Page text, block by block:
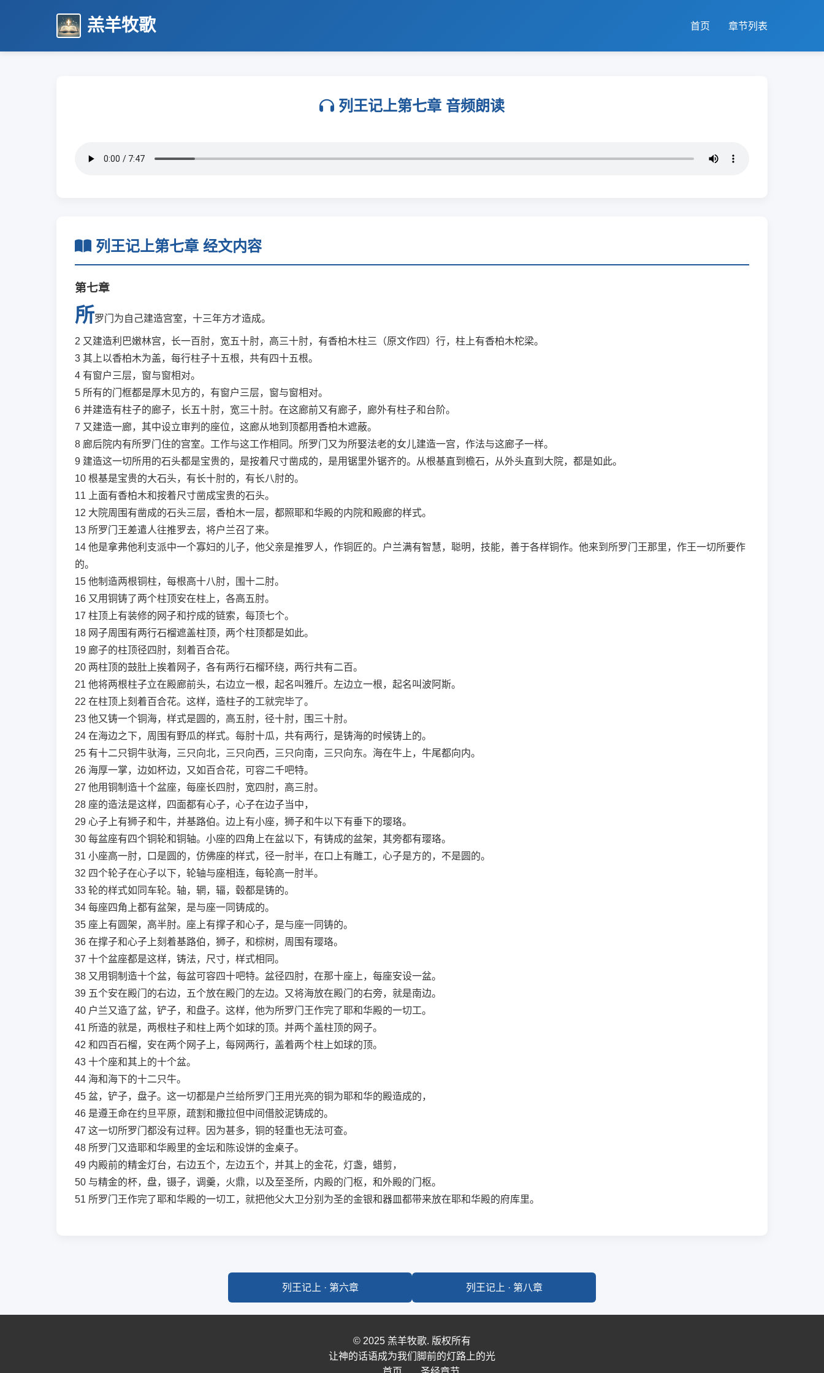
羔羊牧歌 首页 章节列表
列王记上第七章 音频朗读
列王记上第七章 经文内容
第七章
所罗门为自己建造宫室，十三年方才造成。
2 又建造利巴嫩林宫，长一百肘，宽五十肘，高三十肘，有香柏木柱三（原文作四）行，柱上有香柏木柁梁。
3 其上以香柏木为盖，每行柱子十五根，共有四十五根。
4 有窗户三层，窗与窗相对。
5 所有的门框都是厚木见方的，有窗户三层，窗与窗相对。
6 并建造有柱子的廊子，长五十肘，宽三十肘。在这廊前又有廊子，廊外有柱子和台阶。
7 又建造一廊，其中设立审判的座位，这廊从地到顶都用香柏木遮蔽。
8 廊后院内有所罗门住的宫室。工作与这工作相同。所罗门又为所娶法老的女儿建造一宫，作法与这廊子一样。
9 建造这一切所用的石头都是宝贵的，是按着尺寸凿成的，是用锯里外锯齐的。从根基直到檐石，从外头直到大院，都是如此。
10 根基是宝贵的大石头，有长十肘的，有长八肘的。
11
上面有香柏木和按着尺寸凿成宝贵的石头。
12 大院周围有凿成的石头三层，香柏木一层，都照耶和华殿的内院和殿廊的样式。
13 所罗门王差遣人往推罗去，将户兰召了来。
14 他是拿弗他利支派中一个寡妇的儿子，他父亲是推罗人，作铜匠的。户兰满有智慧，聪明，技能，善于各样铜作。他来到所罗门王那里，作王一切所要作
的。
15 他制造两根铜柱，每根高十八肘，围十二肘。
16 又用铜铸了两个柱顶安在柱上，各高五肘。
17 柱顶上有装修的网子和拧成的链索，每顶七个。
18 网子周围有两行石榴遮盖柱顶，两个柱顶都是如此。
19 廊子的柱顶径四肘，刻着百合花。
20 两柱顶的鼓肚上挨着网子，各有两行石榴环绕，两行共有二百。
21 他将两根柱子立在殿廊前头，右边立一根，起名叫雅斤。左边立一根，起名叫波阿斯。
22 在柱顶上刻着百合花。这样，造柱子的工就完毕了。
23 他又铸一个铜海，样式是圆的，高五肘，径十肘，围三十肘。
24 在海边之下，周围有野瓜的样式。每肘十瓜，共有两行，是铸海的时候铸上的。
25 有十二只铜牛驮海，三只向北，三只向西，三只向南，三只向东。海在牛上，牛尾都向内。
26 海厚一掌，边如杯边，又如百合花，可容二千吧特。
27 他用铜制造十个盆座，每座长四肘，宽四肘，高三肘。
28 座的造法是这样，四面都有心子，心子在边子当中，
29 心子上有狮子和牛，并基路伯。边上有小座，狮子和牛以下有垂下的璎珞。
30 每盆座有四个铜轮和铜轴。小座的四角上在盆以下，有铸成的盆架，其旁都有璎珞。
31 小座高一肘，口是圆的，仿佛座的样式，径一肘半，在口上有雕工，心子是方的，不是圆的。
32 四个轮子在心子以下，轮轴与座相连，每轮高一肘半。
33 轮的样式如同车轮。轴，辋，辐，毂都是铸的。
34 每座四角上都有盆架，是与座一同铸成的。
35 座上有圆架，高半肘。座上有撑子和心子，是与座一同铸的。
36 在撑子和心子上刻着基路伯，狮子，和棕树，周围有璎珞。
37 十个盆座都是这样，铸法，尺寸，样式相同。
38 又用铜制造十个盆，每盆可容四十吧特。盆径四肘，在那十座上，每座安设一盆。
39 五个安在殿门的右边，五个放在殿门的左边。又将海放在殿门的右旁，就是南边。
40 户兰又造了盆，铲子，和盘子。这样，他为所罗门王作完了耶和华殿的一切工。
41 所造的就是，两根柱子和柱上两个如球的顶。并两个盖柱顶的网子。
42 和四百石榴，安在两个网子上，每网两行，盖着两个柱上如球的顶。
43 十个座和其上的十个盆。
44 海和海下的十二只牛。
45 盆，铲子，盘子。这一切都是户兰给所罗门王用光亮的铜为耶和华的殿造成的，
46 是遵王命在约旦平原，疏割和撒拉但中间借胶泥铸成的。
47 这一切所罗门都没有过秤。因为甚多，铜的轻重也无法可查。
48 所罗门又造耶和华殿里的金坛和陈设饼的金桌子。
49 内殿前的精金灯台，右边五个，左边五个，并其上的金花，灯盏，蜡剪，
50 与精金的杯，盘，镊子，调羹，火鼎，以及至圣所，内殿的门枢，和外殿的门枢。
51 所罗门王作完了耶和华殿的一切工，就把他父大卫分别为圣的金银和器皿都带来放在耶和华殿的府库里。
列王记上 · 第六章 列王记上 · 第八章
© 2025 羔羊牧歌. 版权所有
让神的话语成为我们脚前的灯路上的光